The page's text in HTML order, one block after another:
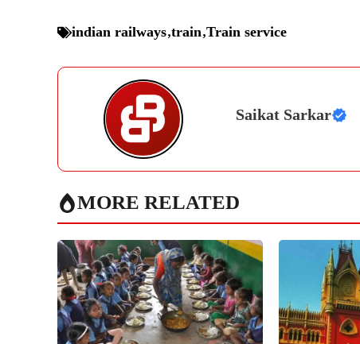
indian railways,train,Train service
Saikat Sarkar
MORE RELATED